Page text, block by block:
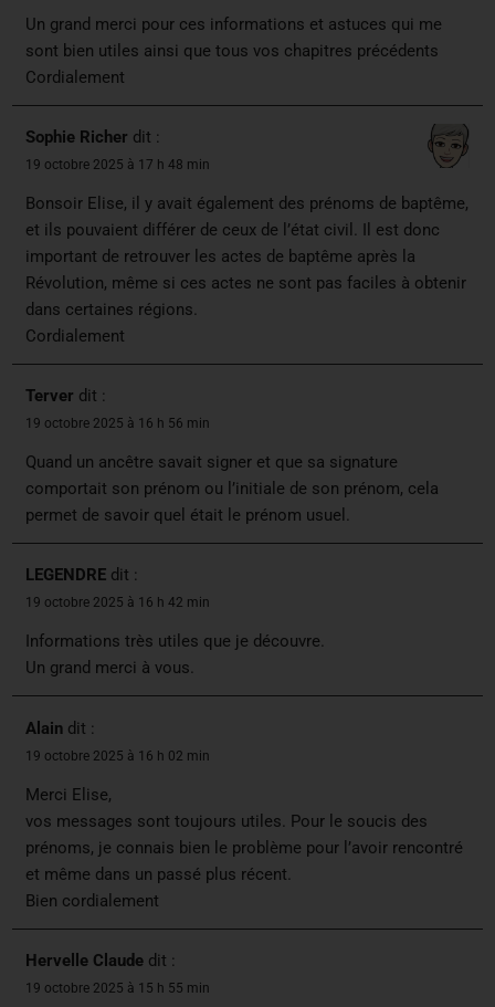
Un grand merci pour ces informations et astuces qui me
sont bien utiles ainsi que tous vos chapitres précédents
Cordialement
Sophie Richer dit :
19 octobre 2025 à 17 h 48 min
Bonsoir Elise, il y avait également des prénoms de baptême,
et ils pouvaient différer de ceux de l’état civil. Il est donc
important de retrouver les actes de baptême après la
Révolution, même si ces actes ne sont pas faciles à obtenir
dans certaines régions.
Cordialement
Terver dit :
19 octobre 2025 à 16 h 56 min
Quand un ancêtre savait signer et que sa signature
comportait son prénom ou l’initiale de son prénom, cela
permet de savoir quel était le prénom usuel.
LEGENDRE dit :
19 octobre 2025 à 16 h 42 min
Informations très utiles que je découvre.
Un grand merci à vous.
Alain dit :
19 octobre 2025 à 16 h 02 min
Merci Elise,
vos messages sont toujours utiles. Pour le soucis des
prénoms, je connais bien le problème pour l’avoir rencontré
et même dans un passé plus récent.
Bien cordialement
Hervelle Claude dit :
19 octobre 2025 à 15 h 55 min